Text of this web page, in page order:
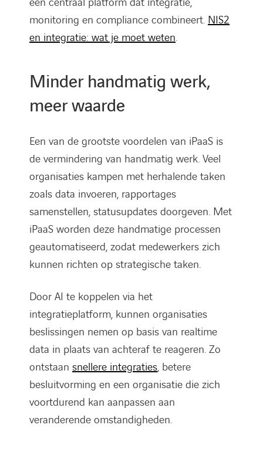
monitoring en compliance combineert. NIS2
en integratie: wat je moet weten.
Minder handmatig werk,
meer waarde
Een van de grootste voordelen van iPaaS is
de vermindering van handmatig werk. Veel
organisaties kampen met herhalende taken
zoals data invoeren, rapportages
samenstellen, statusupdates doorgeven. Met
iPaaS worden deze handmatige processen
geautomatiseerd, zodat medewerkers zich
kunnen richten op strategische taken.
Door AI te koppelen via het
integratieplatform, kunnen organisaties
beslissingen nemen op basis van realtime
data in plaats van achteraf te reageren. Zo
ontstaan snellere integraties, betere
besluitvorming en een organisatie die zich
voortdurend kan aanpassen aan
veranderende omstandigheden.